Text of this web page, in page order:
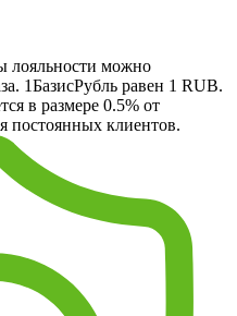
лояльности можно
1БазисРубль равен 1 RUB.
в размере 0.5% от
постоянных клиентов.